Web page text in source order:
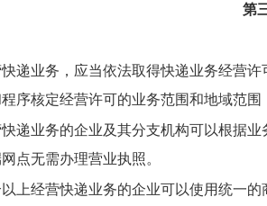
第
业务，应当依法取得快递业务经营许
序核定经营许可的业务范围和地域范
业务的企业及其分支机构可以根据业
点无需办理营业执照。
经营快递业务的企业可以使用统一的